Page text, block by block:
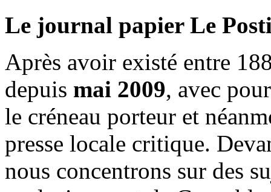
Le journal papier Le
Après avoir existé entre
depuis mai 2009, avec
le créneau porteur et
presse locale critique.
nous concentrons sur des